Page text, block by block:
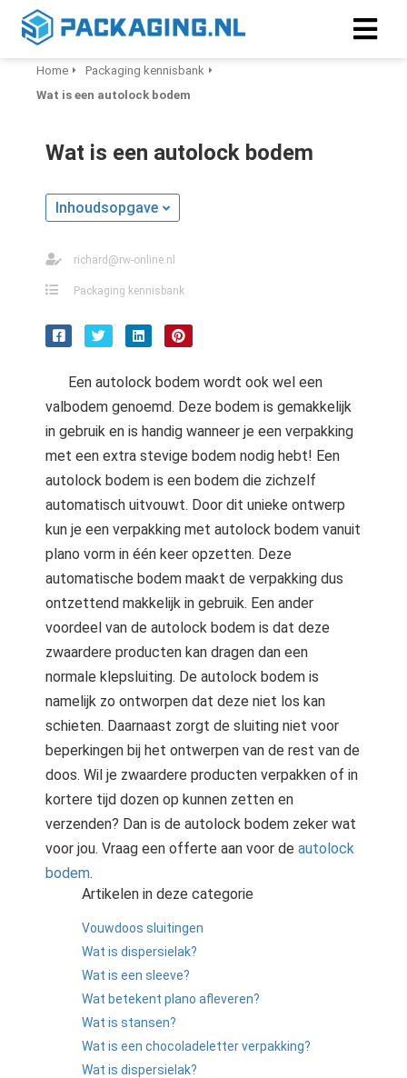
Home
Packaging kennisbank
Wat is een autolock bodem
Wat is een autolock bodem
Inhoudsopgave
richard@rw-online.nl
Packaging kennisbank
Een autolock bodem wordt ook wel een
valbodem genoemd. Deze bodem is gemakkelijk
in gebruik en is handig wanneer je een verpakking
met een extra stevige bodem nodig hebt! Een
autolock bodem is een bodem die zichzelf
automatisch uitvouwt. Door dit unieke ontwerp
kun je een verpakking met autolock bodem vanuit
plano vorm in één keer opzetten. Deze
automatische bodem maakt de verpakking dus
ontzettend makkelijk in gebruik. Een ander
voordeel van de autolock bodem is dat deze
zwaardere producten kan dragen dan een
normale klepsluiting. De autolock bodem is
namelijk zo ontworpen dat deze niet los kan
schieten. Daarnaast zorgt de sluiting niet voor
beperkingen bij het ontwerpen van de rest van de
doos. Wil je zwaardere producten verpakken of in
kortere tijd dozen op kunnen zetten en
verzenden? Dan is de autolock bodem zeker wat
voor jou. Vraag een offerte aan voor de autolock
bodem.
Artikelen in deze categorie
Vouwdoos sluitingen
Wat is dispersielak?
Wat is een sleeve?
Wat betekent plano afleveren?
Wat is stansen?
Wat is een chocoladeletter verpakking?
Wat is dispersielak?